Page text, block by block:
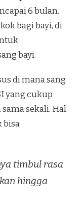
6 bulan.
bagi bayi, di
bayi.
di mana sang
yang cukup
sekali. Hal
bisa
timbul rasa
hingga